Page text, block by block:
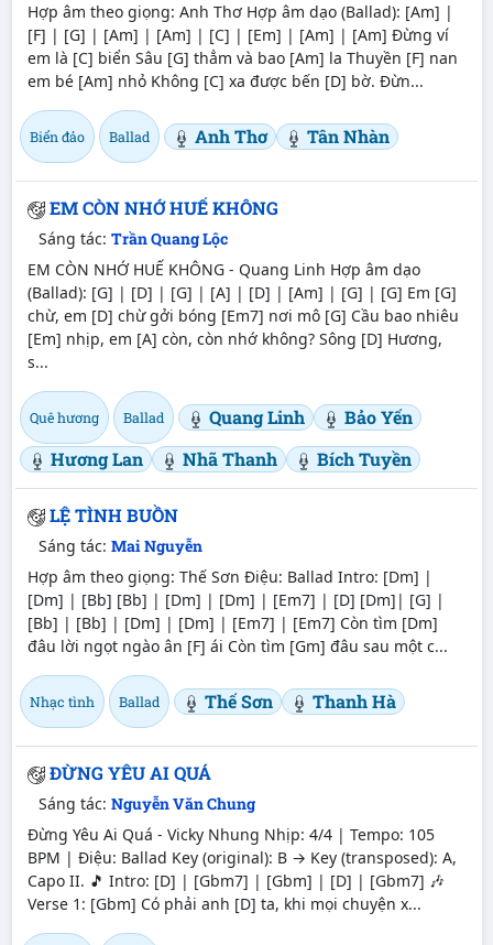
Hợp âm theo giọng: Anh Thơ Hợp âm dạo (Ballad): [Am] |
[F] | [G] | [Am] | [Am] | [C] | [Em] | [Am] | [Am] Đừng ví
em là [C] biển Sâu [G] thẳm và bao [Am] la Thuyền [F] nan
em bé [Am] nhỏ Không [C] xa được bến [D] bờ. Đừn...
Biển đảo Ballad Anh Thơ Tân Nhàn
EM CÒN NHỚ HUẾ KHÔNG
Sáng tác: Trần Quang Lộc
EM CÒN NHỚ HUẾ KHÔNG - Quang Linh Hợp âm dạo
(Ballad): [G] | [D] | [G] | [A] | [D] | [Am] | [G] | [G] Em [G]
chừ, em [D] chừ gởi bóng [Em7] nơi mô [G] Cầu bao nhiêu
[Em] nhịp, em [A] còn, còn nhớ không? Sông [D] Hương,
s...
Quê hương Ballad Quang Linh
Bảo Yến
Hương Lan
Nhã Thanh Bích Tuyền
LỆ TÌNH BUỒN
Sáng tác: Mai Nguyễn
Hợp âm theo giọng: Thế Sơn Điệu: Ballad Intro: [Dm] |
[Dm] | [Bb] [Bb] | [Dm] | [Dm] | [Em7] | [D] [Dm]| [G] |
[Bb] | [Bb] | [Dm] | [Dm] | [Em7] | [Em7] Còn tìm [Dm]
đâu lời ngọt ngào ân [F] ái Còn tìm [Gm] đâu sau một c...
Nhạc tình Ballad Thế Sơn Thanh Hà
ĐỪNG YÊU AI QUÁ
Sáng tác: Nguyễn Văn Chung
Đừng Yêu Ai Quá - Vicky Nhung Nhịp: 4/4 | Tempo: 105
BPM | Điệu: Ballad Key (original): B → Key (transposed): A,
Capo II. 🎵 Intro: [D] | [Gbm7] | [Gbm] | [D] | [Gbm7] 🎶
Verse 1: [Gbm] Có phải anh [D] ta, khi mọi chuyện x...